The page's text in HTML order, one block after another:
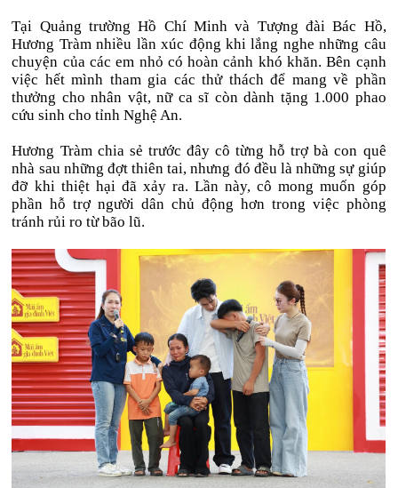
Tại Quảng trường Hồ Chí Minh và Tượng đài Bác Hồ,
Hương Tràm nhiều lần xúc động khi lắng nghe những câu
chuyện của các em nhỏ có hoàn cảnh khó khăn. Bên cạnh
việc hết mình tham gia các thử thách để mang về phần
thưởng cho nhân vật, nữ ca sĩ còn dành tặng 1.000 phao
cứu sinh cho tỉnh Nghệ An.
Hương Tràm chia sẻ trước đây cô từng hỗ trợ bà con quê
nhà sau những đợt thiên tai, nhưng đó đều là những sự giúp
đỡ khi thiệt hại đã xảy ra. Lần này, cô mong muốn góp
phần hỗ trợ người dân chủ động hơn trong việc phòng
tránh rủi ro từ bão lũ.